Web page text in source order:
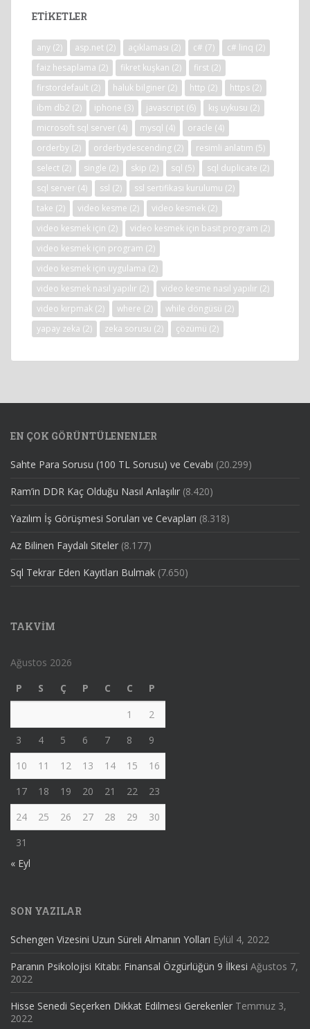
ETIKETLER
any (2) asp.net (2) açıklaması (2) c# (7) c# linq (2)
faiz hesaplama (2) fikret kuşkan (2) first (2)
firstordefault (2) haluk bilginer (2) http (2) https (2)
ibm db2 (2) iphone (3) javascript (6) kış uykusu (2)
microsoft sql server (4) mysql (4) oracle (4)
orderby (2) orderbydescending (2) resimli anlatım (5)
select (2) single (2) skip (2) sql (5) sql duplicate (2)
sql server (4) ssl (2) ssl sertifikası kurulumu (2)
take (2) video kesme (2) video kesmek (2)
video kesmek için (2) video kesmek için basit program (2)
video kesmek için program (2)
video kesmek için uygulama (2)
video kesmek nasıl yapılır (2) video kesme nasıl yapılır (2)
video kırpmak (2) where (2) while döngüsü (2)
yapay zeka (2) zeka sorusu (2) çözümü (2)
EN ÇOK GÖRÜNTÜLENENLER
Sahte Para Sorusu (100 TL Sorusu) ve Cevabı (20.299)
Ram’in DDR Kaç Olduğu Nasıl Anlaşılır (8.420)
Yazılım İş Görüşmesi Soruları ve Cevapları (8.318)
Az Bilinen Faydalı Siteler (8.177)
Sql Tekrar Eden Kayıtları Bulmak (7.650)
TAKVIM
Ağustos 2026
P
S Ç P C C
P
1
2
3
4 5 6 7 8
9
10
11 12 13 14 15
16
17
18 19 20 21 22
23
24
25 26 27 28 29
30
31
« Eyl
SON YAZILAR
Schengen Vizesini Uzun Süreli Almanın Yolları Eylül 4, 2022
Paranın Psikolojisi Kitabı: Finansal Özgürlüğün 9 İlkesi Ağustos 7,
2022
Hisse Senedi Seçerken Dikkat Edilmesi Gerekenler Temmuz 3,
2022